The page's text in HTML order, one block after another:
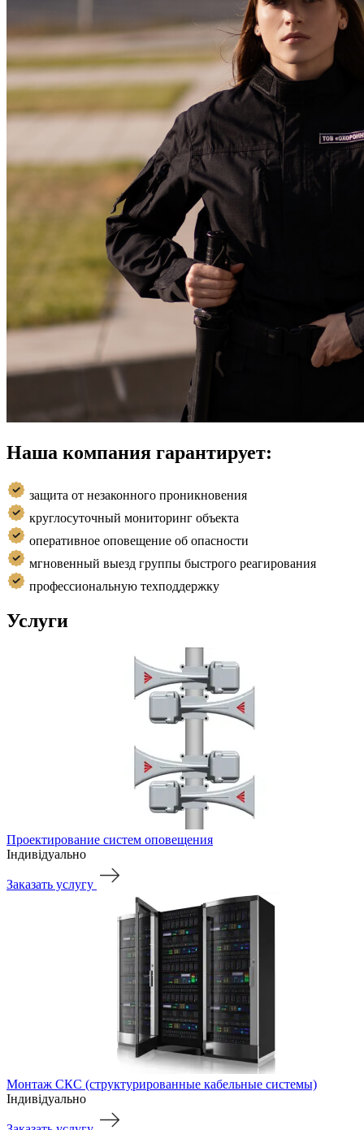
Наша компания гарантирует:
защита от незаконного проникновения
круглосуточный мониторинг объекта
оперативное оповещение об опасности
мгновенный выезд группы быстрого реагирования
профессиональную техподдержку
Услуги
Проектирование систем оповещения
Індивідуально
Заказать услугу
Монтаж СКС (структурированные кабельные системы)
Індивідуально